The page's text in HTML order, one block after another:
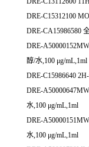
DRE-C15312100
DRE-CA15986580
DRE-
醇/水,100 μg/mL,1ml
DRE-C15986640
DRE-
水,100 μg/mL,1ml
DRE-
水,100 μg/mL,1ml